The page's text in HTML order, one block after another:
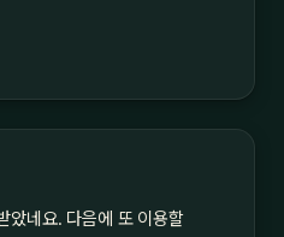
았네요. 다음에 또 이용할